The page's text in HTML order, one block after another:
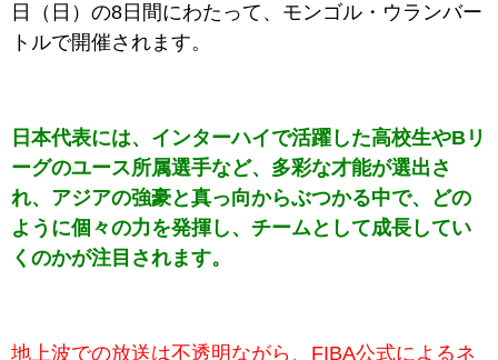
日（日）の8日間にわたって、モンゴル・ウランバー
トルで開催されます。
日本代表には、インターハイで活躍した高校生やBリ
ーグのユース所属選手など、多彩な才能が選出さ
れ、アジアの強豪と真っ向からぶつかる中で、どの
ように個々の力を発揮し、チームとして成長してい
くのかが注目されます。
地上波での放送は不透明ながら、FIBA公式によるネ